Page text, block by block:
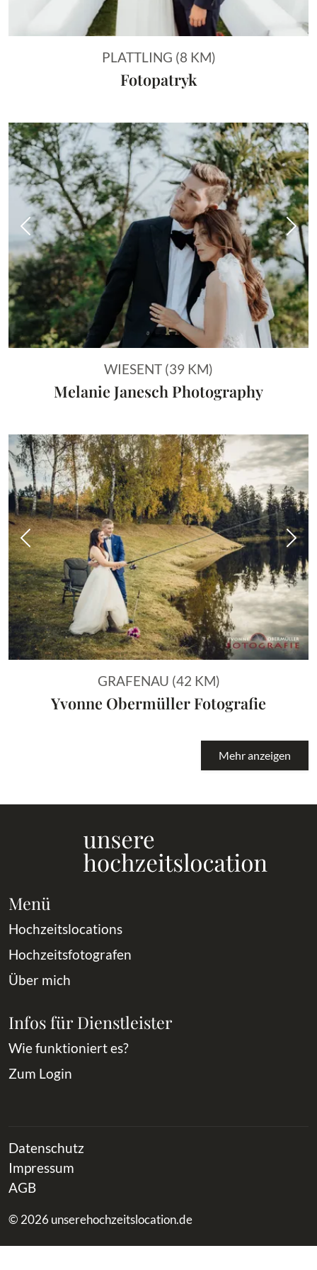
PLATTLING (8 KM)
Fotopatryk
Vorheriges Bild
WIESENT (39 KM)
Melanie Janesch Photography
Vorheriges Bild
GRAFENAU (42 KM)
Yvonne Obermüller Fotografie
Mehr anzeigen
Menü
Hochzeitslocations
Hochzeitsfotografen
Über mich
Infos für Dienstleister
Wie funktioniert es?
Zum Login
Datenschutz
Impressum
AGB
© 2026 unserehochzeitslocation.de